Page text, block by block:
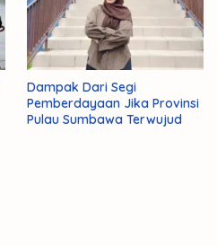
Dampak Dari Segi
Pemberdayaan Jika Provinsi
Pulau Sumbawa Terwujud